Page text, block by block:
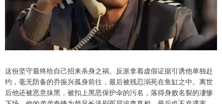
这份坚守最终给自己招来杀身之祸。反派拿着虚假证据引诱他单独赴
约，毫无防备的乔振兴孤身前往，最后被残忍溺死在鱼缸之中。离世
后他还被恶意抹黑，被扣上黑恶保护伞的污名，落得身败名裂的凄惨